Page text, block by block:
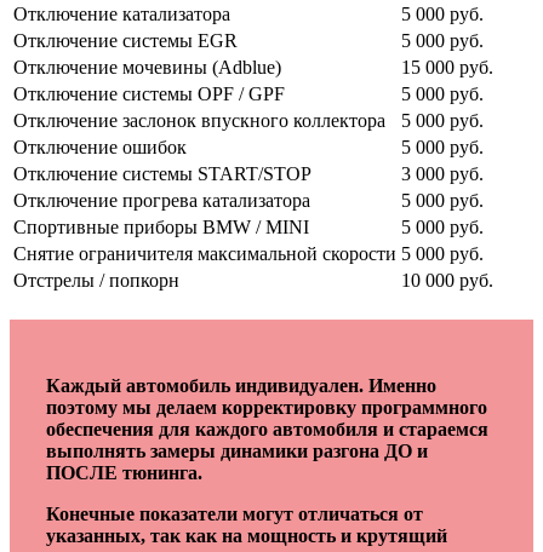
Отключение катализатора
5 000 руб.
Отключение системы EGR
5 000 руб.
Отключение мочевины (Adblue)
15 000 руб.
Отключение системы OPF / GPF
5 000 руб.
Отключение заслонок впускного коллектора
5 000 руб.
Отключение ошибок
5 000 руб.
Отключение системы START/STOP
3 000 руб.
Отключение прогрева катализатора
5 000 руб.
Спортивные приборы BMW / MINI
5 000 руб.
Снятие ограничителя максимальной скорости 5 000 руб.
Отстрелы / попкорн
10 000 руб.
Каждый автомобиль индивидуален. Именно
поэтому мы делаем корректировку программного
обеспечения для каждого автомобиля и стараемся
выполнять замеры динамики разгона ДО и
ПОСЛЕ тюнинга.
Конечные показатели могут отличаться от
указанных, так как на мощность и крутящий